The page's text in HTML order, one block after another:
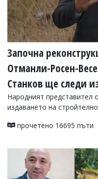
Започна
Отманли-Росен-
Станков ще следи
Народният представител
издаването на
прочетено 16695 пъти